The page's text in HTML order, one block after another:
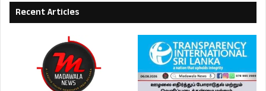
Recent Articles